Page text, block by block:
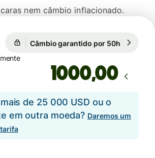
nem câmbio inflacionado.
Câmbio garantido por 50h
,00
de 25 000 USD ou o
em outra moeda? Daremos um